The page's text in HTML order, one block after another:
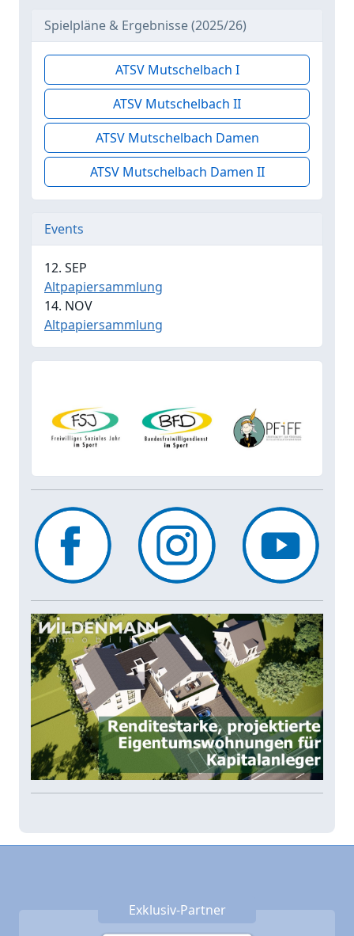
Spielpläne & Ergebnisse (2025/26)
ATSV Mutschelbach I
ATSV Mutschelbach II
ATSV Mutschelbach Damen
ATSV Mutschelbach Damen II
Events
12. SEP
Altpapiersammlung
14. NOV
Altpapiersammlung
Exklusiv-Partner